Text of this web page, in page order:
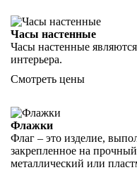
Часы настенные
Часы настенные
интерьера.
Смотреть цены
Флажки
Флаг – это изделие,
закрепленное на
металлический или